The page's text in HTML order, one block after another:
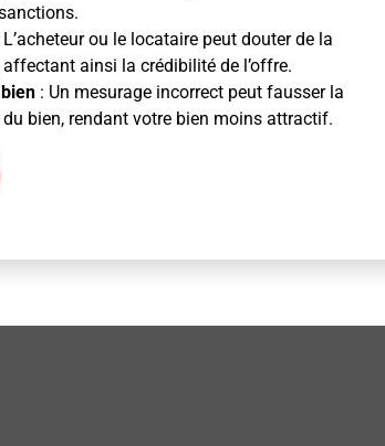
L’acheteur ou le locataire peut douter de la
ainsi la crédibilité de l’offre.
: Un mesurage incorrect peut fausser la
bien, rendant votre bien moins attractif.